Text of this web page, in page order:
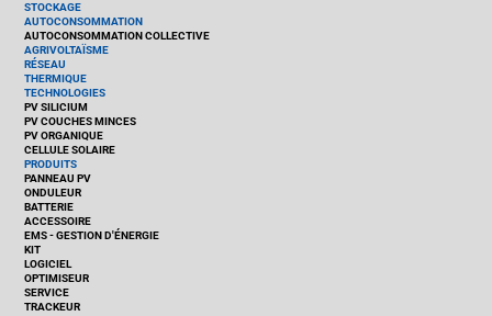
STOCKAGE
AUTOCONSOMMATION
AUTOCONSOMMATION COLLECTIVE
AGRIVOLTAÏSME
RÉSEAU
THERMIQUE
TECHNOLOGIES
PV SILICIUM
PV COUCHES MINCES
PV ORGANIQUE
CELLULE SOLAIRE
PRODUITS
PANNEAU PV
ONDULEUR
BATTERIE
ACCESSOIRE
EMS - GESTION D'ÉNERGIE
KIT
LOGICIEL
OPTIMISEUR
SERVICE
TRACKEUR